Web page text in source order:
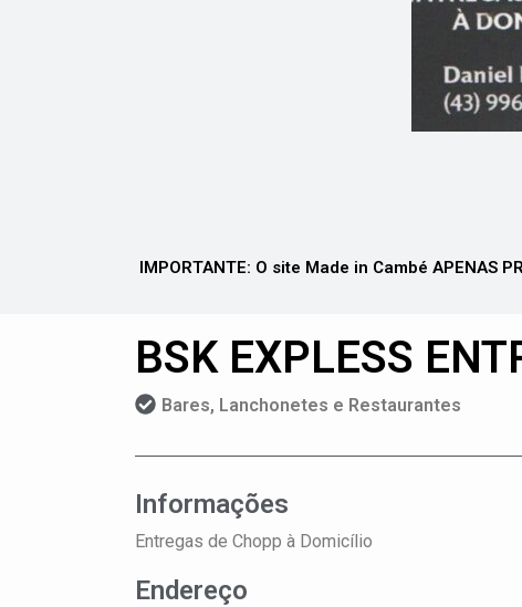
IMPORTANTE: O site Made in Cambé APENAS
BSK EXPLESS
Bares, Lanchonetes e Restaurantes
Informações
Entregas de Chopp à Domicílio
Endereço